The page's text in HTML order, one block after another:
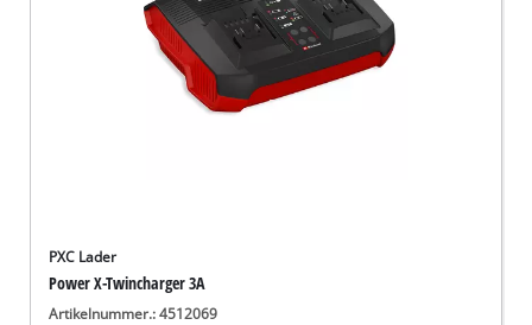
PXC Lader
Power X-Twincharger 3A
Artikelnummer.: 4512069